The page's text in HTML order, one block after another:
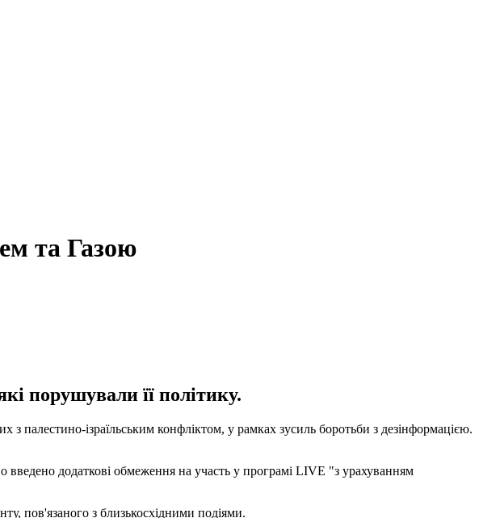
та Газою
порушували її політику.
палестино-ізраїльським конфліктом, у рамках зусиль боротьби з дезінформацією.
додаткові обмеження на участь у програмі LIVE "з урахуванням
пов'язаного з близькосхідними подіями.